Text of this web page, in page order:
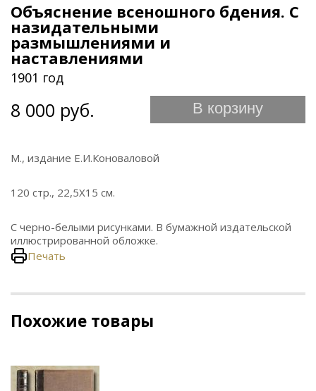
Объяснение всеношного бдения. С
назидательными
размышлениями и
наставлениями
1901 год
8 000 руб. В корзину
М., издание Е.И.Коноваловой
120 стр., 22,5Х15 см.
С черно-белыми рисунками. В бумажной издательской
иллюстрированной обложке.
Печать
Похожие товары